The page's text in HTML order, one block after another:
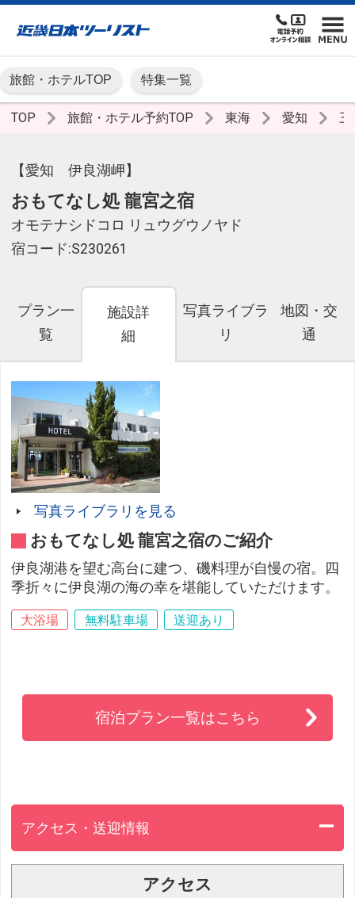
旅館・ホテルTOP 特集一覧
TOP 旅館・ホテル予約TOP 東海 愛知 三
【愛知 伊良湖岬】
おもてなし処 龍宮之宿
オモテナシドコロ リュウグウノヤド
宿コード:S230261
プラン一
覧
施設詳
細
写真ライブラ
リ
地図・交
通
写真ライブラリを見る
おもてなし処 龍宮之宿のご紹介
伊良湖港を望む高台に建つ、磯料理が自慢の宿。四
季折々に伊良湖の海の幸を堪能していただけます。
大浴場 無料駐車場 送迎あり
宿泊プラン一覧はこちら
アクセス・送迎情報
アクセス